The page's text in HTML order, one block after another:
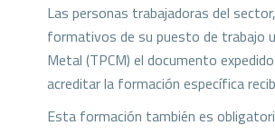
Las personas trabajadoras del
formativos de su puesto de trabajo
Metal (TPCM) el documento
acreditar la formación específica
Esta formación también es